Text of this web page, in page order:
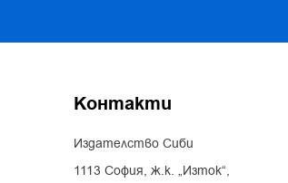
Контакти
Издателство Сиби
1113 София, ж.к. „Изток“,